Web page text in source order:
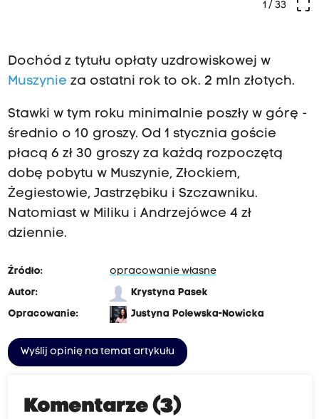
crop_free
1 / 33
Dochód z tytułu opłaty uzdrowiskowej w
Muszynie za ostatni rok to ok. 2 mln złotych.
Stawki w tym roku minimalnie poszły w górę -
średnio o 10 groszy. Od 1 stycznia goście
płacą 6 zł 30 groszy za każdą rozpoczętą
dobę pobytu w Muszynie, Złockiem,
Żegiestowie, Jastrzębiku i Szczawniku.
Natomiast w Miliku i Andrzejówce 4 zł
dziennie.
Źródło:
opracowanie własne
Autor:
Krystyna Pasek
Opracowanie:
Justyna Polewska-Nowicka
Wyślij opinię na temat artykułu
Komentarze (3)